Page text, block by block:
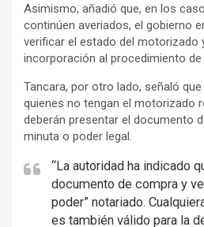
e
r
t
s
e
m
n
t
:
Asimismo, añadió que, en los
continúen averiados, el gobierno
verificar el estado del motorizado
incorporación al procedimiento
Tancara, por otro lado, señaló
quienes no tengan el motorizado
deberán presentar el documento
minuta o poder legal.
“La autoridad ha indicado
documento de compra y
poder” notariado.
es también válido para la